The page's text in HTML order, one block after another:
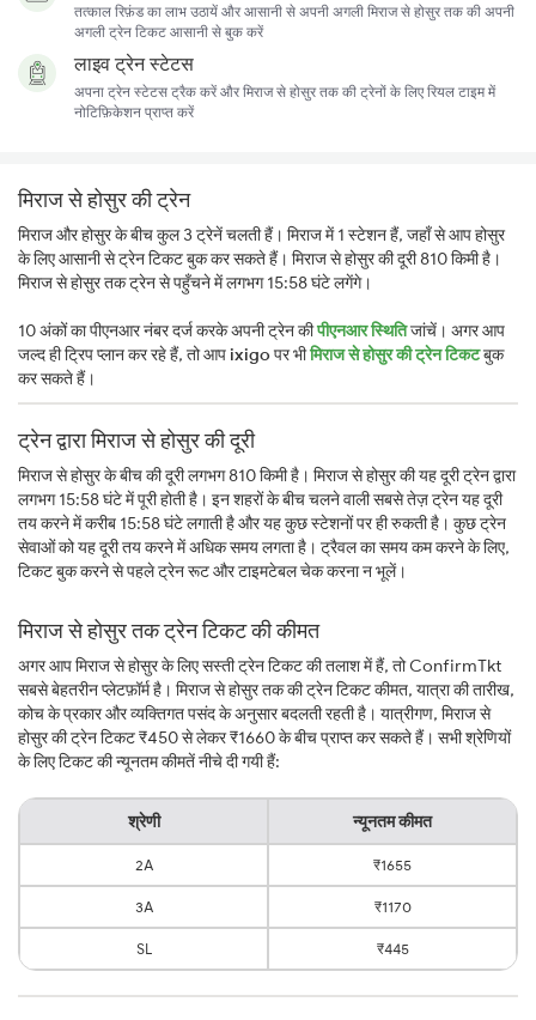
तत्काल रिफ़ंड का लाभ उठायें और आसानी से अपनी अगली मिराज से होसुर तक की अपनी
अगली ट्रेन टिकट आसानी से बुक करें
लाइव ट्रेन स्टेटस
अपना ट्रेन स्टेटस ट्रैक करें और मिराज से होसुर तक की ट्रेनों के लिए रियल टाइम में
नोटिफ़िकेशन प्राप्त करें
मिराज से होसुर की ट्रेन
मिराज और होसुर के बीच कुल 3 ट्रेनें चलती हैं। मिराज में 1 स्टेशन हैं, जहाँ से आप होसुर
के लिए आसानी से ट्रेन टिकट बुक कर सकते हैं। मिराज से होसुर की दूरी 810 किमी है।
मिराज से होसुर तक ट्रेन से पहुँचने में लगभग 15:58 घंटे लगेंगे।
10 अंकों का पीएनआर नंबर दर्ज करके अपनी ट्रेन कीपीएनआर स्थितिजांचें। अगर आप
जल्द ही ट्रिप प्लान कर रहे हैं, तो आपixigoपर भीमिराज से होसुर की ट्रेन टिकटबुक
कर सकते हैं।
ट्रेन द्वारा मिराज से होसुर की दूरी
मिराज से होसुर के बीच की दूरी लगभग 810 किमी है। मिराज से होसुर की यह दूरी ट्रेन द्वारा
लगभग 15:58 घंटे में पूरी होती है। इन शहरों के बीच चलने वाली सबसे तेज़ ट्रेन यह दूरी
तय करने में करीब 15:58 घंटे लगाती है और यह कुछ स्टेशनों पर ही रुकती है। कुछ ट्रेन
सेवाओं को यह दूरी तय करने में अधिक समय लगता है। ट्रैवल का समय कम करने के लिए,
टिकट बुक करने से पहले ट्रेन रूट और टाइमटेबल चेक करना न भूलें।
मिराज से होसुर तक ट्रेन टिकट की कीमत
अगर आप मिराज से होसुर के लिए सस्ती ट्रेन टिकट की तलाश में हैं, तो ConfirmTkt
सबसे बेहतरीन प्लेटफ़ॉर्म है। मिराज से होसुर तक की ट्रेन टिकट कीमत, यात्रा की तारीख,
कोच के प्रकार और व्यक्तिगत पसंद के अनुसार बदलती रहती है। यात्रीगण, मिराज से
होसुर की ट्रेन टिकट ₹450 से लेकर ₹1660 के बीच प्राप्त कर सकते हैं। सभी श्रेणियों
के लिए टिकट की न्यूनतम कीमतें नीचे दी गयी हैं:
श्रेणी न्यूनतम कीमत
2A ₹1655
3A ₹1170
SL ₹445